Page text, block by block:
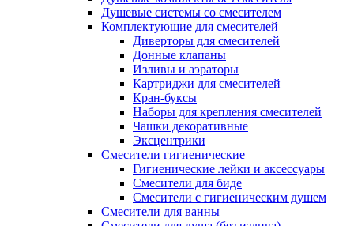
Душевые системы со смесителем
Комплектующие для смесителей
Диверторы для смесителей
Донные клапаны
Изливы и аэраторы
Картриджи для смесителей
Кран-буксы
Наборы для крепления смесителей
Чашки декоративные
Эксцентрики
Смесители гигиенические
Гигиенические лейки и аксессуары
Смесители для биде
Смесители с гигиеническим душем
Смесители для ванны